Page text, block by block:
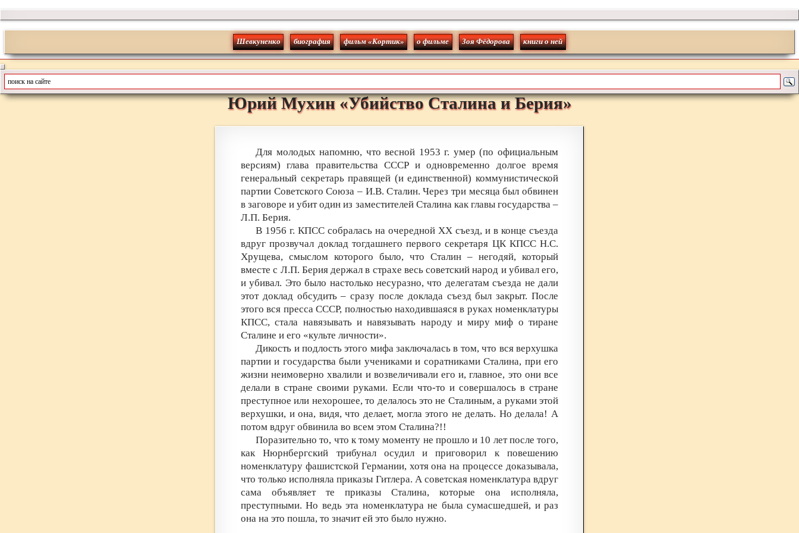
Шевкуненко биография фильм «Кортик» о фильме Зоя Фёдорова книги о ней
Юрий Мухин«Убийство Сталина и Берия»
Для молодых напомню, что весной 1953 г. умер (по официальным
версиям) глава правительства СССР и одновременно долгое время
генеральный секретарь правящей (и единственной) коммунистической
партии Советского Союза – И.В. Сталин. Через три месяца был обвинен
в заговоре и убит один из заместителей Сталина как главы государства –
Л.П. Берия.
В 1956 г. КПСС собралась на очередной ХХ съезд, и в конце съезда
вдруг прозвучал доклад тогдашнего первого секретаря ЦК КПСС Н.С.
Хрущева, смыслом которого было, что Сталин – негодяй, который
вместе с Л.П. Берия держал в страхе весь советский народ и убивал его,
и убивал. Это было настолько несуразно, что делегатам съезда не дали
этот доклад обсудить – сразу после доклада съезд был закрыт. После
этого вся пресса СССР, полностью находившаяся в руках номенклатуры
КПСС, стала навязывать и навязывать народу и миру миф о тиране
Сталине и его «культе личности».
Дикость и подлость этого мифа заключалась в том, что вся верхушка
партии и государства были учениками и соратниками Сталина, при его
жизни неимоверно хвалили и возвеличивали его и, главное, это они все
делали в стране своими руками. Если что-то и совершалось в стране
преступное или нехорошее, то делалось это не Сталиным, а руками этой
верхушки, и она, видя, что делает, могла этого не делать. Но делала! А
потом вдруг обвинила во всем этом Сталина?!!
Поразительно то, что к тому моменту не прошло и 10 лет после того,
как Нюрнбергский трибунал осудил и приговорил к повешению
номенклатуру фашистской Германии, хотя она на процессе доказывала,
что только исполняла приказы Гитлера. А советская номенклатура вдруг
сама объявляет те приказы Сталина, которые она исполняла,
преступными. Но ведь эта номенклатура не была сумасшедшей, и раз
она на это пошла, то значит ей это было нужно.